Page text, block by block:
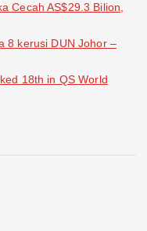
Cecah AS$29.3 Bilion,
8 kerusi DUN Johor –
18th in QS World